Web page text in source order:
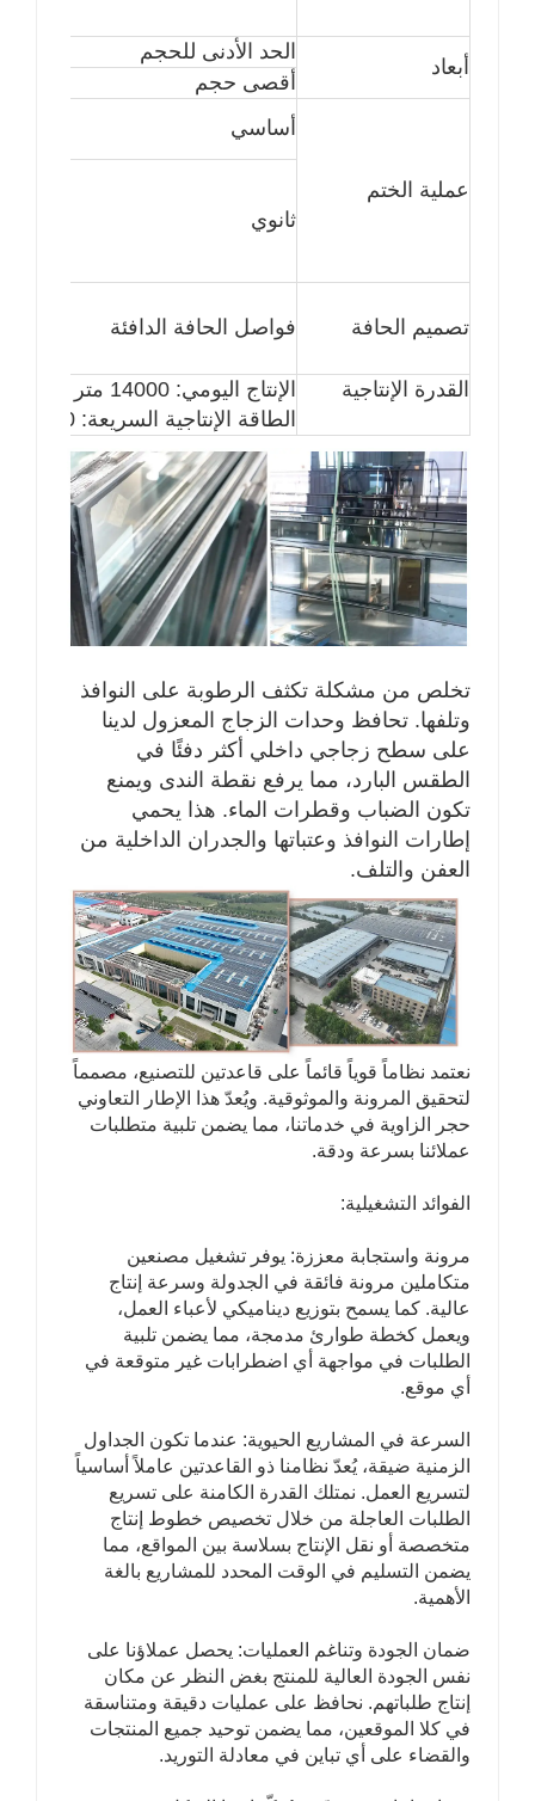
أبعاد
الحد الأدنى للحجم
أقصى حجم
عملية الختم
أساسي
ثانوي
تصميم الحافة فواصل الحافة الدافئة
القدرة الإنتاجية
الإنتاج اليومي: 14000 متر مربع/يوم
الطاقة الإنتاجية السريعة: 20,000 متر مربع/يوم
تخلص من مشكلة تكثف الرطوبة على النوافذ
وتلفها. تحافظ وحدات الزجاج المعزول لدينا
على سطح زجاجي داخلي أكثر دفئًا في
الطقس البارد، مما يرفع نقطة الندى ويمنع
تكون الضباب وقطرات الماء. هذا يحمي
إطارات النوافذ وعتباتها والجدران الداخلية من
العفن والتلف.
نعتمد نظاماً قوياً قائماً على قاعدتين للتصنيع، مصمماً
لتحقيق المرونة والموثوقية. ويُعدّ هذا الإطار التعاوني
حجر الزاوية في خدماتنا، مما يضمن تلبية متطلبات
عملائنا بسرعة ودقة.
الفوائد التشغيلية:
مرونة واستجابة معززة: يوفر تشغيل مصنعين
متكاملين مرونة فائقة في الجدولة وسرعة إنتاج
عالية. كما يسمح بتوزيع ديناميكي لأعباء العمل،
ويعمل كخطة طوارئ مدمجة، مما يضمن تلبية
الطلبات في مواجهة أي اضطرابات غير متوقعة في
أي موقع.
السرعة في المشاريع الحيوية: عندما تكون الجداول
الزمنية ضيقة، يُعدّ نظامنا ذو القاعدتين عاملاً أساسياً
لتسريع العمل. نمتلك القدرة الكامنة على تسريع
الطلبات العاجلة من خلال تخصيص خطوط إنتاج
متخصصة أو نقل الإنتاج بسلاسة بين المواقع، مما
يضمن التسليم في الوقت المحدد للمشاريع بالغة
الأهمية.
ضمان الجودة وتناغم العمليات: يحصل عملاؤنا على
نفس الجودة العالية للمنتج بغض النظر عن مكان
إنتاج طلباتهم. نحافظ على عمليات دقيقة ومتناسقة
في كلا الموقعين، مما يضمن توحيد جميع المنتجات
والقضاء على أي تباين في معادلة التوريد.